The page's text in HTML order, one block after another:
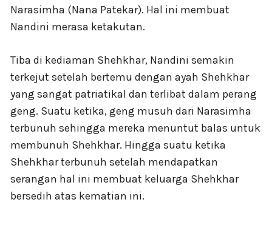
Narasimha (Nana Patekar). Hal ini membuat
Nandini merasa ketakutan.
Tiba di kediaman Shehkhar, Nandini semakin
terkejut setelah bertemu dengan ayah Shehkhar
yang sangat patriatikal dan terlibat dalam perang
geng. Suatu ketika, geng musuh dari Narasimha
terbunuh sehingga mereka menuntut balas untuk
membunuh Shehkhar. Hingga suatu ketika
Shehkhar terbunuh setelah mendapatkan
serangan hal ini membuat keluarga Shehkhar
bersedih atas kematian ini.